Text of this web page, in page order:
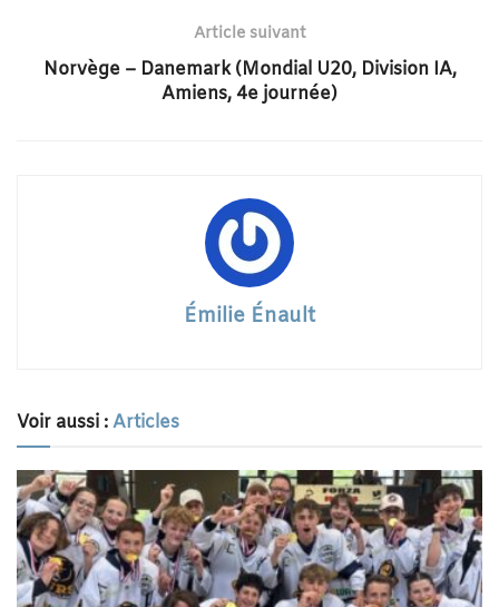
Article suivant
Norvège – Danemark (Mondial U20, Division IA,
Amiens, 4e journée)
Émilie Énault
Voir aussi :Articles